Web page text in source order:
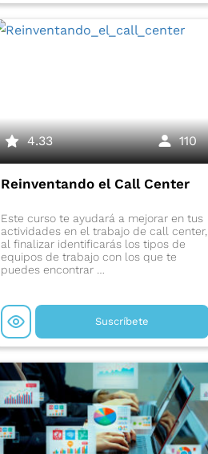
4.33 110
Reinventando el Call Center
Este curso te ayudará a mejorar en tus
actividades en el trabajo de call center,
al finalizar identificarás los tipos de
equipos de trabajo con los que te
puedes encontrar …
Suscríbete